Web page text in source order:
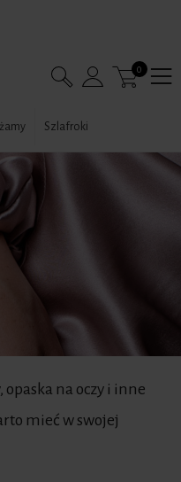
0
Szlafroki
opaska na oczy i inne
mieć w swojej